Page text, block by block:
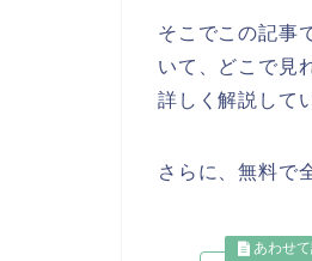
そこでこの記事
いて、どこで見
詳しく解説して
さらに、無料で